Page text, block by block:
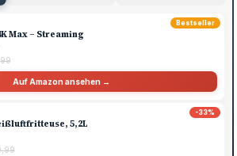
Bestseller
Max – Streaming
Auf Amazon ansehen →
-33%
5,2L